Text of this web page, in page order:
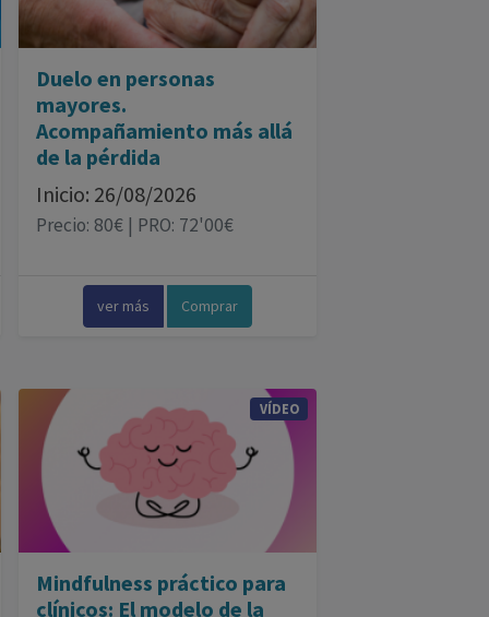
Duelo en personas
mayores.
Acompañamiento más allá
de la pérdida
Inicio: 26/08/2026
Precio: 80€ | PRO: 72'00€
ver más Comprar
VÍDEO
Mindfulness práctico para
clínicos: El modelo de la